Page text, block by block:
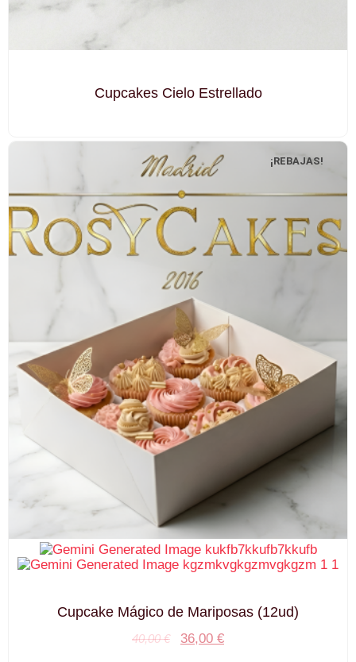
Cupcakes Cielo Estrellado
¡REBAJAS!
Cupcake Mágico de Mariposas (12ud)
40,00€ 36,00 €